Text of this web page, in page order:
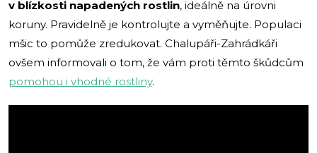
v blízkosti napadených rostlin, ideálně na úrovni
koruny. Pravidelně je kontrolujte a vyměňujte. Populaci
mšic to pomůže zredukovat. Chalupáři-Zahrádkáři
ovšem informovali o tom, že vám proti těmto škůdcům
pomohou i vhodné rostliny.